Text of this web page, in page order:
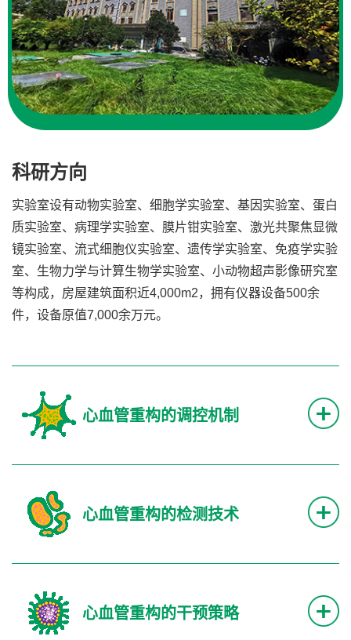
科研方向
实验室设有动物实验室、细胞学实验室、基因实验室、蛋白
质实验室、病理学实验室、膜片钳实验室、激光共聚焦显微
镜实验室、流式细胞仪实验室、遗传学实验室、免疫学实验
室、生物力学与计算生物学实验室、小动物超声影像研究室
等构成，房屋建筑面积近4,000m2，拥有仪器设备500余
件，设备原值7,000余万元。
心血管重构的调控机制
心血管重构的检测技术
心血管重构的干预策略